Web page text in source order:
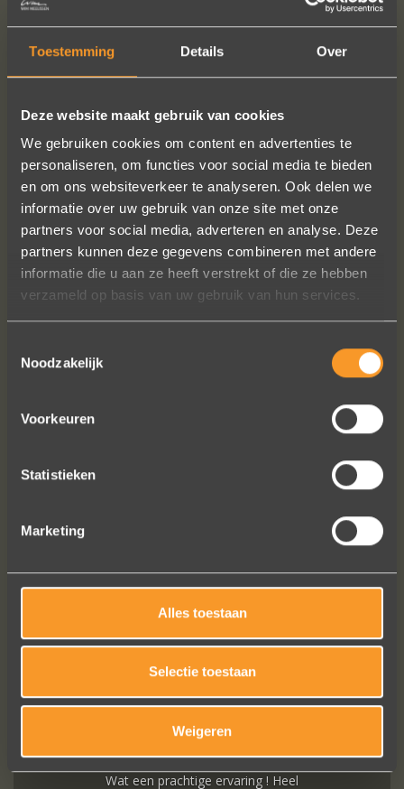
Toestemming Details Over
Deze website maakt gebruik van cookies
We gebruiken cookies om content en advertenties te
personaliseren, om functies voor social media te bieden
en om ons websiteverkeer te analyseren. Ook delen we
informatie over uw gebruik van onze site met onze
partners voor social media, adverteren en analyse. Deze
partners kunnen deze gegevens combineren met andere
informatie die u aan ze heeft verstrekt of die ze hebben
verzameld op basis van uw gebruik van hun services.
Noodzakelijk
Voorkeuren
Statistieken
Marketing
Alles toestaan
Selectie toestaan
Weigeren
FROM
€ 785,-
FROM
€ 655,-
Since 1987, Goudsmederij Wim Meeussen has specialised in
The "Classic" collection stands for simple models with a unique
twist. Perfect for celebrating your love in a stylish and special
way.
FOLLOW US ON SOCIAL MEDIA
Wat een prachtige ervaring ! Heel